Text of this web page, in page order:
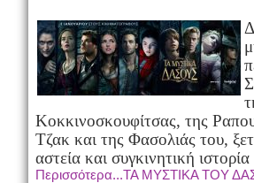
Κοκκινοσκουφίτσας, της
Τζακ και της Φασολιάς του,
αστεία και συγκινητική ιστορία
Περισσότερα...ΤΑ ΜΥΣΤΙΚΑ ΤΟΥ